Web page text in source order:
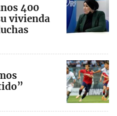
400
vivienda